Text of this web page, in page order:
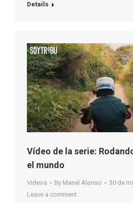
Details
Vídeo de la serie:
el mundo
Videos By Manel Alonso
30 de
Leave a comment